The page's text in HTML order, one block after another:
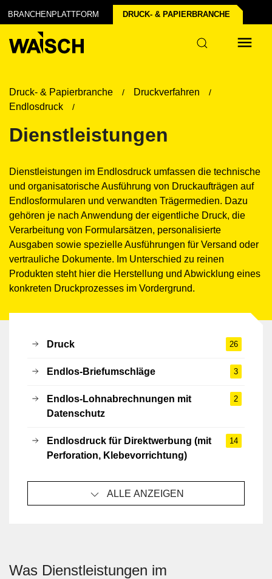
BRANCHENPLATTFORM DRUCK- & PAPIER­BRANCHE
Druck- & Papierbranche
Druckverfahren
Endlosdruck
Dienstleistungen
Dienstleistungen im Endlosdruck umfassen die technische
und organisatorische Ausführung von Druckaufträgen auf
Endlosformularen und verwandten Trägermedien. Dazu
gehören je nach Anwendung der eigentliche Druck, die
Verarbeitung von Formularsätzen, personalisierte
Ausgaben sowie spezielle Ausführungen für Versand oder
vertrauliche Dokumente. Im Unterschied zu reinen
Produkten steht hier die Herstellung und Abwicklung eines
konkreten Druckprozesses im Vordergrund.
Druck 26
Endlos-Briefumschläge 3
Endlos-Lohnabrechnungen mit
Datenschutz
2
Endlosdruck für Direktwerbung (mit
Perforation, Klebevorrichtung)
14
ALLE ANZEIGEN
Was Dienstleistungen im